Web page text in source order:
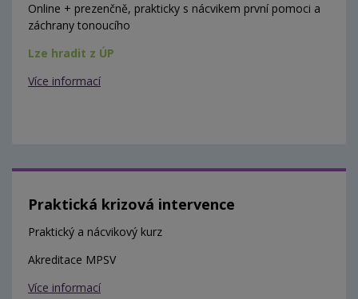
Online + prezenčně, prakticky s nácvikem první pomoci a
záchrany tonoucího
Lze hradit z ÚP
Více informací
Praktická krizová intervence
Praktický a nácvikový kurz
Akreditace MPSV
Více informací